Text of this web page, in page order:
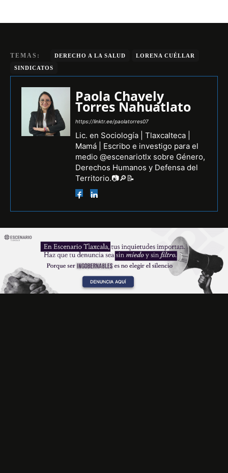
TEMAS: DERECHO A LA SALUD
LORENA CUÉLLAR
SINDICATOS
Paola Chavely
Torres Nahuatlato
https://linktr.ee/paolatorres07
Lic. en Sociología | Tlaxcalteca |
Mamá | Escribo e investigo para el
medio @escenariotlx sobre Género,
Derechos Humanos y Defensa del
Territorio.📷🔎📝